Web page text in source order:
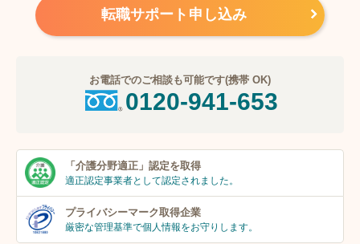
転職サポート申し込み
お電話でのご相談も可能です(携帯 OK)
0120-941-653
「介護分野適正」 認定を取得
適正認定事業者として認定されました。
プライバシーマーク取得企業
厳密な管理基準で個人情報をお守りします。